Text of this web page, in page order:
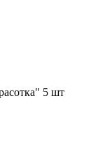
5 шт